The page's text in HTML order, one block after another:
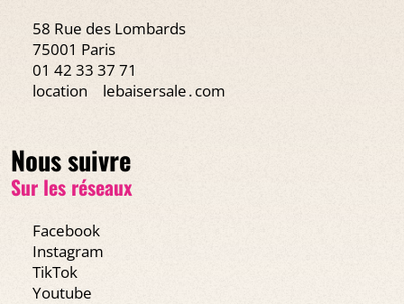
58 Rue des Lombards
75001 Paris
01 42 33 37 71
location
lebaisersale․com
Nous suivre
Sur les réseaux
Facebook
Instagram
TikTok
Youtube